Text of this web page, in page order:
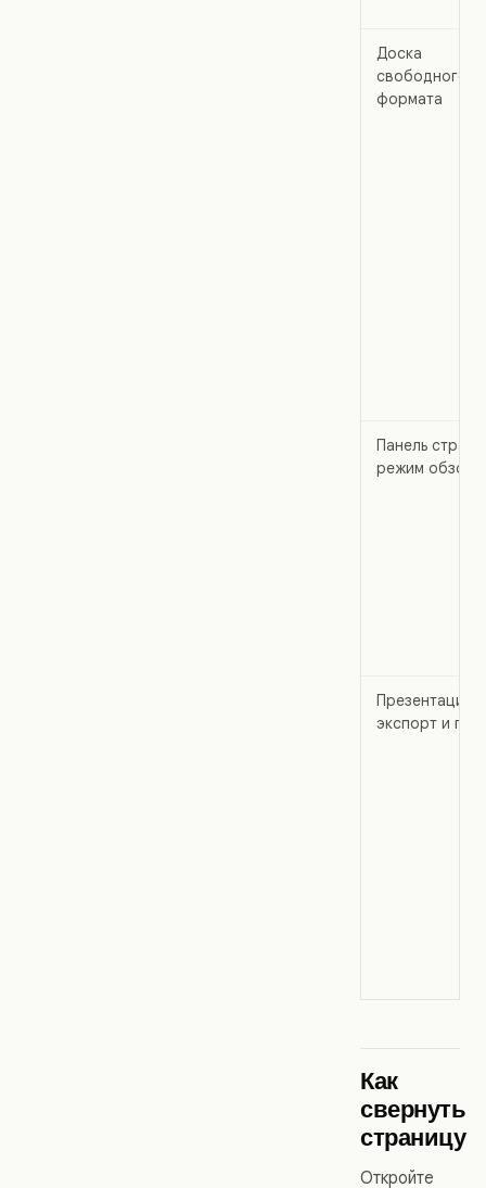
Доска
свободного
формата
Панель
режим обзора
Презентация,
экспорт и
Как
свернуть
страницу
Откройте